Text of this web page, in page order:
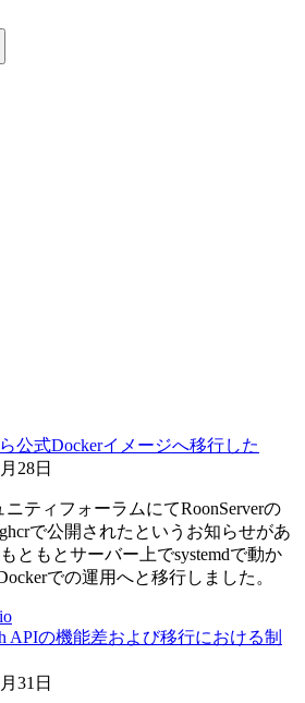
ら公式Dockerイメージへ移行した
28日
ニティフォーラムにてRoonServerの
で公開されたというお知らせがあ
ともとサーバー上でsystemdで動か
での運用へと移行しました。
APIの機能差および移行における制
31日